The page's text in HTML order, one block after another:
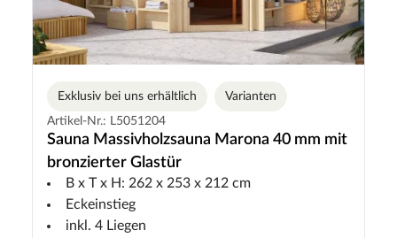
Exklusiv bei uns erhältlich
Varianten
Artikel-Nr.: L5051204
Sauna Massivholzsauna Marona 40 mm mit
bronzierter Glastür
B x T x H: 262 x 253 x 212 cm
Eckeinstieg
inkl. 4 Liegen